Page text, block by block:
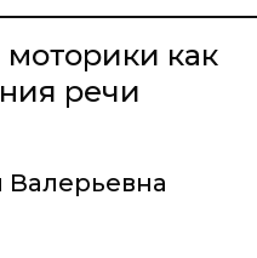
как
речи
Валерьевна